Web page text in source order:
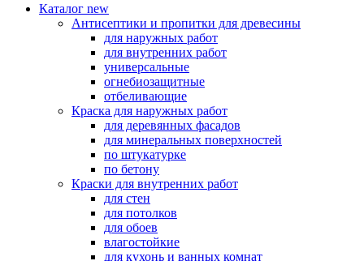
Каталог new
Антисептики и пропитки для древесины
для наружных работ
для внутренних работ
универсальные
огнебиозащитные
отбеливающие
Краска для наружных работ
для деревянных фасадов
для минеральных поверхностей
по штукатурке
по бетону
Краски для внутренних работ
для стен
для потолков
для обоев
влагостойкие
для кухонь и ванных комнат